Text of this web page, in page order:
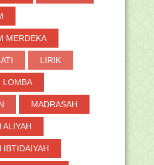
MERDEKA
LIRIK
LOMBA
MADRASAH
ALIYAH
IBTIDAIYAH